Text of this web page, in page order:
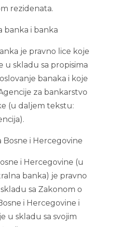
rezidenata.
banka i banka
je pravno lice koje
u skladu sa propisima
banaka i koje
za bankarstvo
(u daljem tekstu:
Bosne i Hercegovine
i Hercegovine (u
banka) je pravno
sa Zakonom o
i Hercegovine i
u skladu sa svojim